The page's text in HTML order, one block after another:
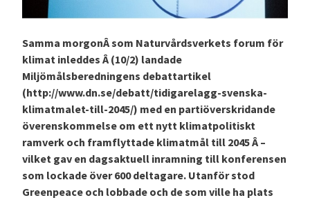
Samma morgonÂ som Naturvårdsverkets forum för
klimat inleddes Â (10/2) landade
Miljömålsberedningens debattartikel
(http://www.dn.se/debatt/tidigarelagg-svenska-
klimatmalet-till-2045/) med en partiöverskridande
överenskommelse om ett nytt klimatpolitiskt
ramverk och framflyttade klimatmål till 2045 Â –
vilket gav en dagsaktuell inramning till konferensen
som lockade över 600 deltagare. Utanför stod
Greenpeace och lobbade och de som ville ha plats